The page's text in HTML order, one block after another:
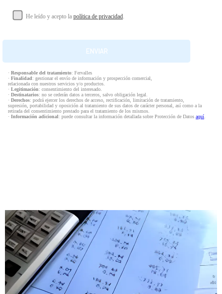
He leído y acepto la política de privacidad.
· Responsable del tratamiento: Fervalles
· Finalidad: gestionar el envío de información y prospección comercial,
relacionada con nuestros servicios y/o productos.
· Legitimación: consentimiento del interesado.
· Destinatarios: no se cederán datos a terceros, salvo obligación legal.
· Derechos: podrá ejercer los derechos de acceso, rectificación, limitación de tratamiento,
supresión, portabilidad y oposición al tratamiento de sus datos de carácter personal, así como a la
retirada del consentimiento prestado para el tratamiento de los mismos.
· Información adicional: puede consultar la información detallada sobre Protección de Datos aquí.